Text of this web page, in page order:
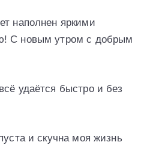
наполнен яркими
С новым утром с добрым
удаётся быстро и без
и скучна моя жизнь